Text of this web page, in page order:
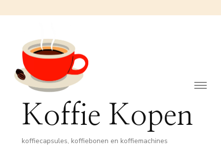
Koffie Kopen
koffiecapsules, koffiebonen en koffiemachines